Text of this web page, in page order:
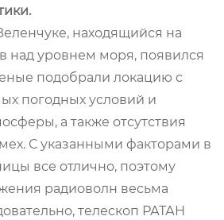
находящийся на
над уровнем моря, появился
подобрали локацию с
погодных условий и
а также отсутствия
С указанными факторами в
все отлично, поэтому
радиоволн весьма
телескоп РАТАН